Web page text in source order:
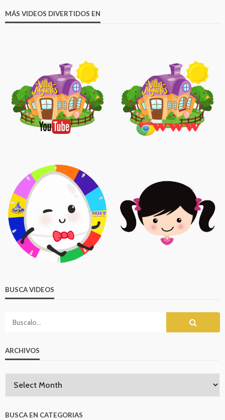
MÁS VIDEOS DIVERTIDOS EN
BUSCA VIDEOS
ARCHIVOS
BUSCA EN CATEGORIAS